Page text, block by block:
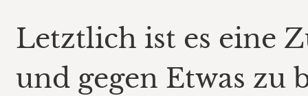
Letztlich ist es eine
und gegen Etwas zu